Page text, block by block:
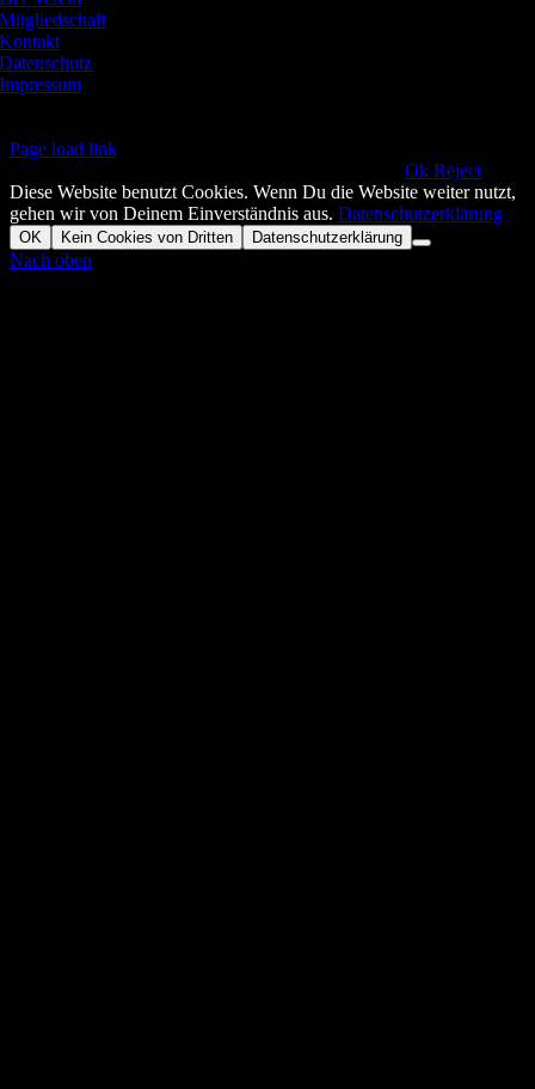
Mitgliedschaft
Kontakt
Datenschutz
Impressum
Page load link
Ok Reject
Diese Website benutzt Cookies. Wenn Du die Website weiter nutzt,
gehen wir von Deinem Einverständnis aus. Datenschutzerklärung
OK Kein Cookies von Dritten Datenschutzerklärung
Nach oben